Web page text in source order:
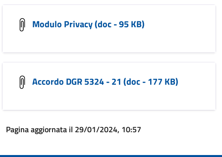
Modulo Privacy (doc - 95 KB)
Accordo DGR 5324 - 21 (doc - 177 KB)
Pagina aggiornata il 29/01/2024, 10:57